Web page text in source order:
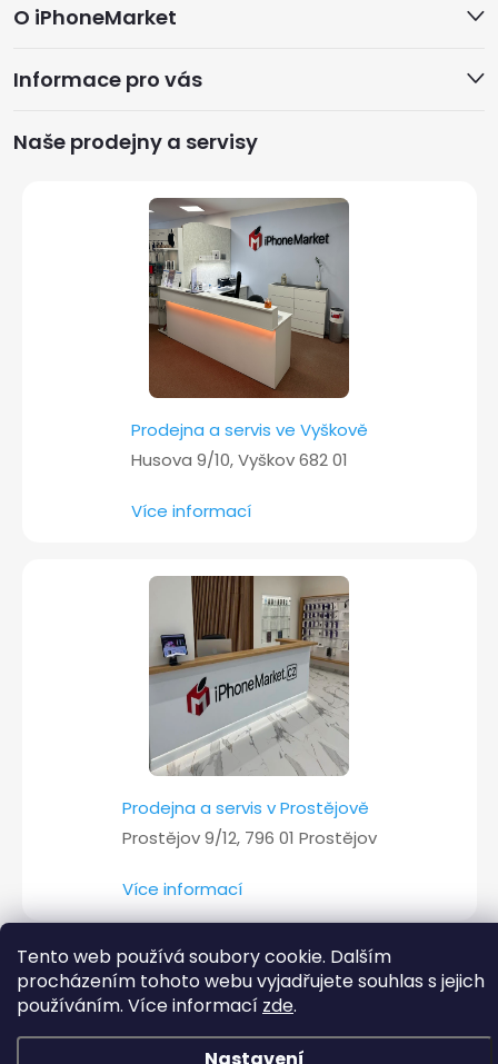
Tento web používá soubory cookie. Dalším
procházením tohoto webu vyjadřujete souhlas s jejich
používáním. Více informací zde.
á
p
a
O iPhoneMarket
Informace pro vás
Naše prodejny a servisy
Prodejna a servis ve Vyškově
Husova 9/10, Vyškov 682 01
Více informací
Prodejna a servis v Prostějově
Prostějov 9/12, 796 01 Prostějov
Více informací
Copyright 2026iPhoneMarket.cz. Všechna práva vyhrazena.